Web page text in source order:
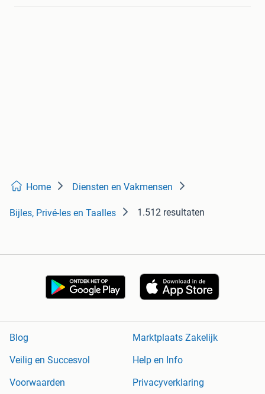
Home Diensten en Vakmensen
Bijles, Privé-les en Taalles 1.512 resultaten
Blog
Marktplaats Zakelijk
Veilig en Succesvol
Help en Info
Voorwaarden
Privacyverklaring